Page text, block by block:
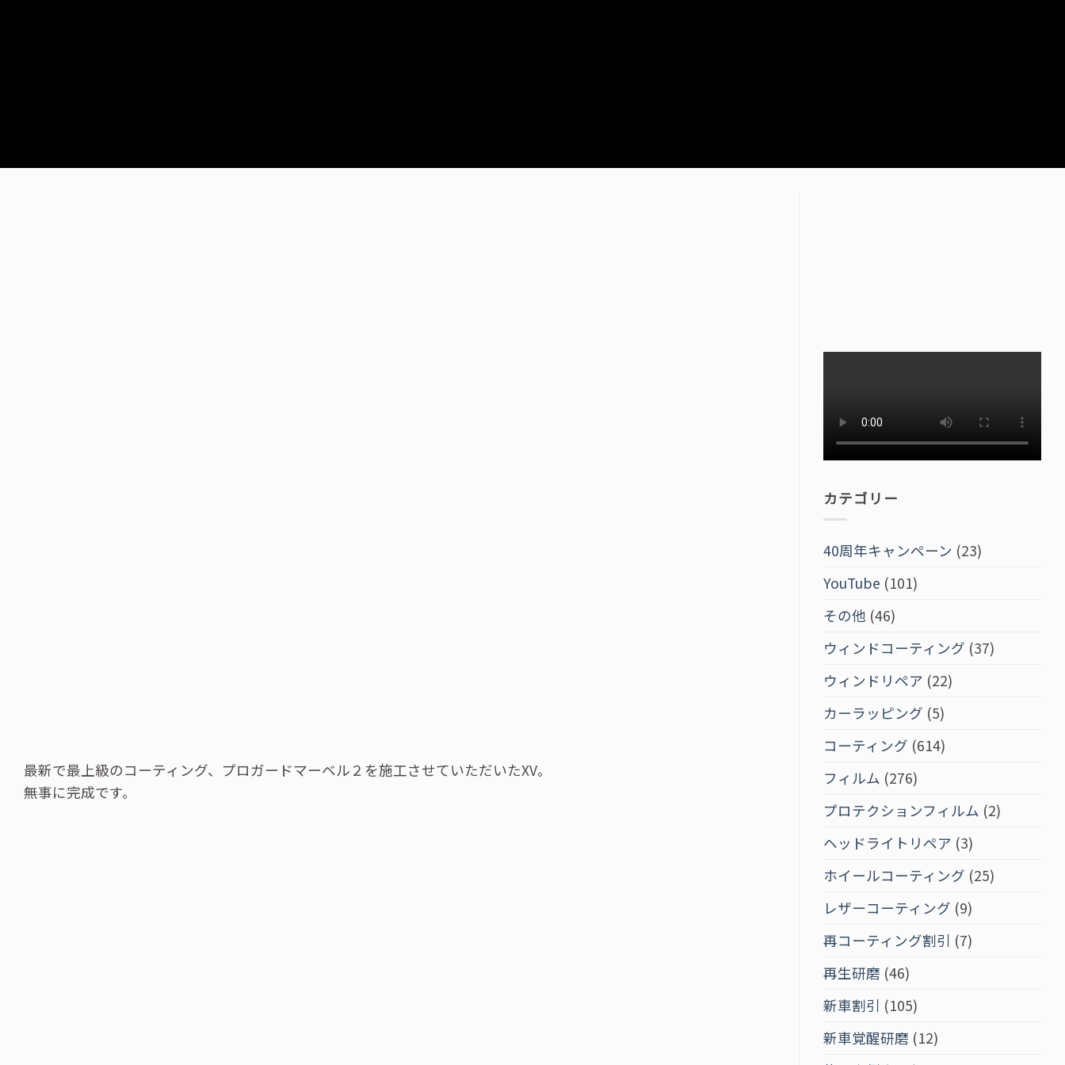
最新で最上級のコーティング、プロガードマーベル２を施工させていただいたXV。
無事に完成です。
カテゴリー
40周年キャンペーン (23)
YouTube (101)
その他 (46)
ウィンドコーティング (37)
ウィンドリペア (22)
カーラッピング (5)
コーティング (614)
フィルム (276)
プロテクションフィルム (2)
ヘッドライトリペア (3)
ホイールコーティング (25)
レザーコーティング (9)
再コーティング割引 (7)
再生研磨 (46)
新車割引 (105)
新車覚醒研磨 (12)